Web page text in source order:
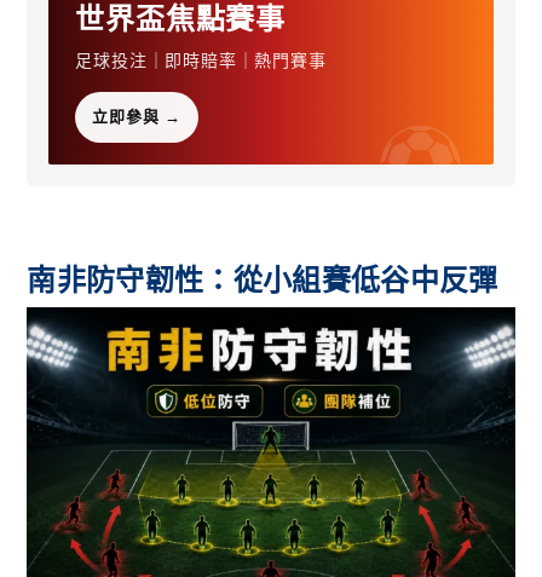
世界盃焦點賽事
足球投注｜即時賠率｜熱門賽事
立即參與 →
南非防守韌性：從小組賽低谷中反彈